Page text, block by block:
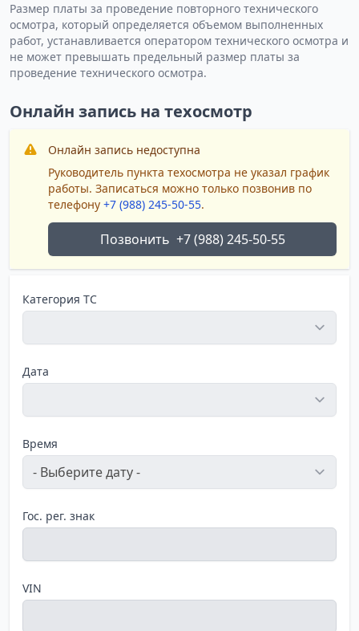
Размер платы за проведение повторного технического
осмотра, который определяется объемом выполненных
работ, устанавливается оператором технического осмотра и
не может превышать предельный размер платы за
проведение технического осмотра.
Онлайн запись на техосмотр
Онлайн запись недоступна
Руководитель пункта техосмотра не указал график
работы. Записаться можно только позвонив по
телефону +7 (988) 245-50-55.
Позвонить +7 (988) 245-50-55
Категория ТС
Дата
Время
Гос. рег. знак
VIN